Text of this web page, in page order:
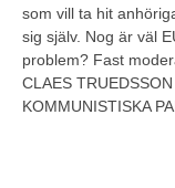
som vill ta hit
sig själv. Nog är väl
problem? Fast
CLAES TRUEDSSON
KOMMUNISTISKA